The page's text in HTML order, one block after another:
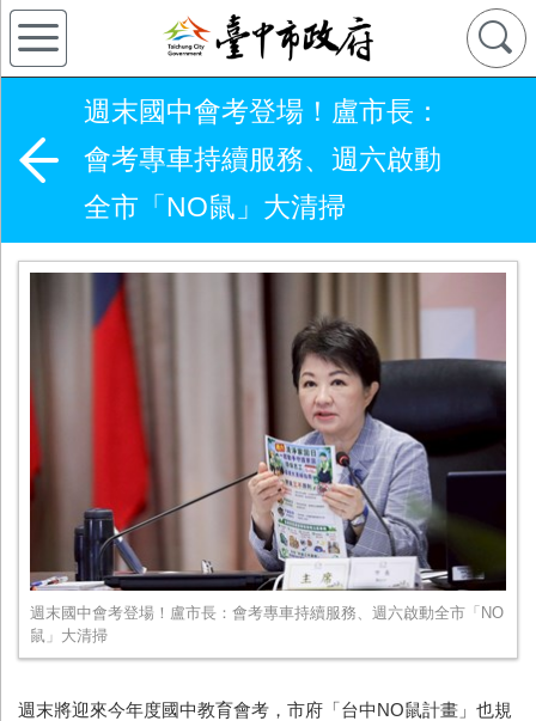
週末國中會考登場！盧市長：
會考專車持續服務、週六啟動
全市「NO鼠」大清掃
週末國中會考登場！盧市長：會考專車持續服務、週六啟動全市「NO
鼠」大清掃
週末將迎來今年度國中教育會考，市府「台中NO鼠計畫」也規